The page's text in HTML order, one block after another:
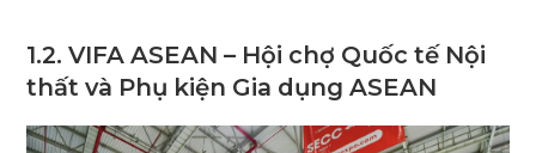
1.2. VIFA ASEAN – Hội chợ Quốc tế Nội
thất và Phụ kiện Gia dụng ASEAN